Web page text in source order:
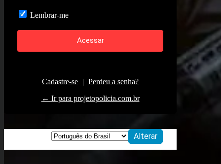
Lembrar-me
Cadastre-se | Perdeu a senha?
← Ir para projetopolicia.com.br